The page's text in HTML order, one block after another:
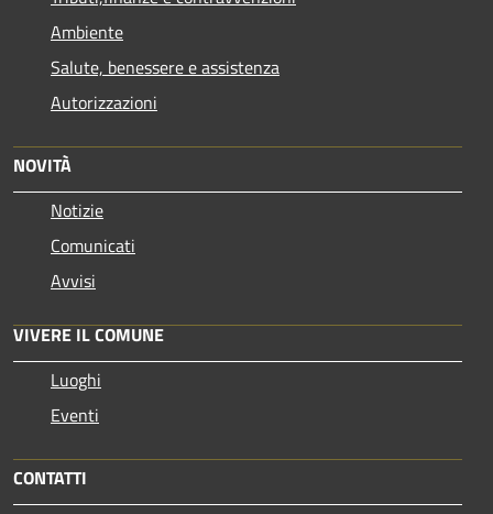
Ambiente
Salute, benessere e assistenza
Autorizzazioni
NOVITÀ
Notizie
Comunicati
Avvisi
VIVERE IL COMUNE
Luoghi
Eventi
CONTATTI